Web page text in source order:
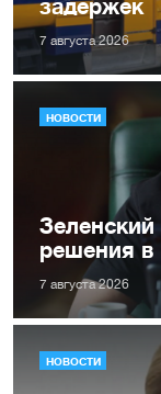
задержек
7 августа 2026
НОВОСТИ
решения
7 августа 2026
НОВОСТИ